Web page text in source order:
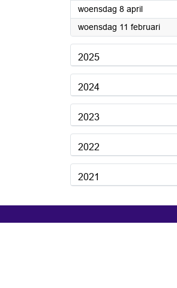
woensdag 8 april2026
woensdag 11 februari2026
2025
2024
2023
2022
2021